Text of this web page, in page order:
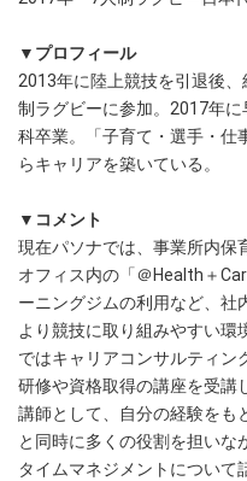
▼プロフィール
2013年に陸上競技を引退後
制ラグビーに参加。2017年
科卒業。「子育て・選手・仕
らキャリアを築いている。
▼コメント
現在パソナでは、事業所内保
オフィス内の「＠Health＋
ーニングジムの利用など、社
より競技に取り組みやすい環
ではキャリアコンサルティン
研修や資格取得の講座を受講
講師として、自分の経験をも
と同時に多くの役割を担いな
タイムマネジメントについて